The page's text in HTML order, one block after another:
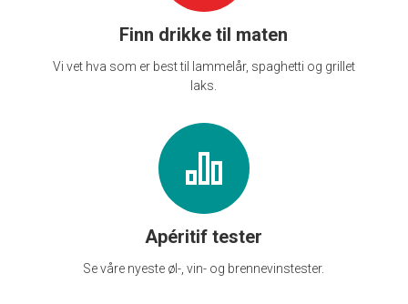
Finn drikke til maten
Vi vet hva som er best til lammelår, spaghetti og grillet
laks.
Apéritif tester
Se våre nyeste øl-, vin- og brennevinstester.